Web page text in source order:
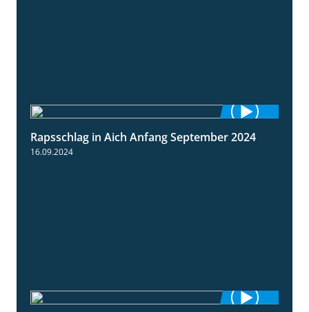
1:50
Rapsschlag in Aich Anfang September 2024
16.09.2024